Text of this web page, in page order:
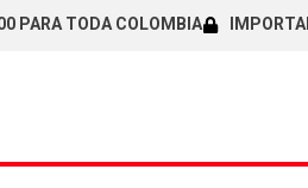
TODA COLOMBIA